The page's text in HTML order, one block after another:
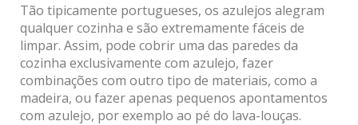
Tão tipicamente portugueses, os azulejos alegram
qualquer cozinha e são extremamente fáceis de
limpar. Assim, pode cobrir uma das paredes da
cozinha exclusivamente com azulejo, fazer
combinações com outro tipo de materiais, como a
madeira, ou fazer apenas pequenos apontamentos
com azulejo, por exemplo ao pé do lava-louças.